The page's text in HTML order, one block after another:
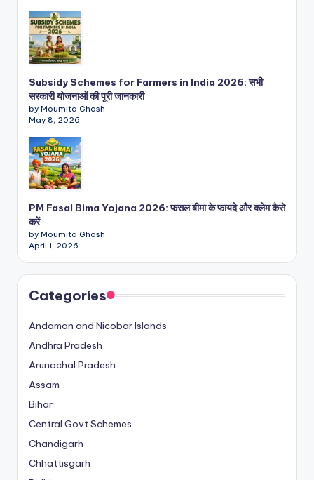
Subsidy Schemes for Farmers in India 2026: सभी
सरकारी योजनाओं की पूरी जानकारी
by Moumita Ghosh
May 8, 2026
PM Fasal Bima Yojana 2026: फसल बीमा के फायदे और क्लेम कैसे
करें
by Moumita Ghosh
April 1, 2026
Categories
Andaman and Nicobar Islands
Andhra Pradesh
Arunachal Pradesh
Assam
Bihar
Central Govt Schemes
Chandigarh
Chhattisgarh